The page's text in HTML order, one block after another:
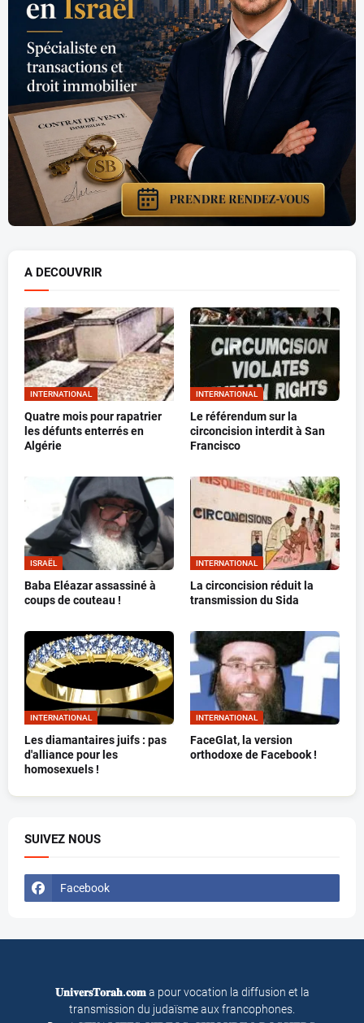
A DECOUVRIR
INTERNATIONAL
Quatre mois pour rapatrier
les défunts enterrés en
Algérie
INTERNATIONAL
Le référendum sur la
circoncision interdit à San
Francisco
ISRAËL
Baba Eléazar assassiné à
coups de couteau !
INTERNATIONAL
La circoncision réduit la
transmission du Sida
INTERNATIONAL
Les diamantaires juifs : pas
d'alliance pour les
homosexuels !
INTERNATIONAL
FaceGlat, la version
orthodoxe de Facebook !
SUIVEZ NOUS
Facebook
𝐔𝐧𝐢𝐯𝐞𝐫𝐬𝐓𝐨𝐫𝐚𝐡.𝐜𝐨𝐦a pour vocation la diffusion et la
transmission du judaïsme aux francophones.